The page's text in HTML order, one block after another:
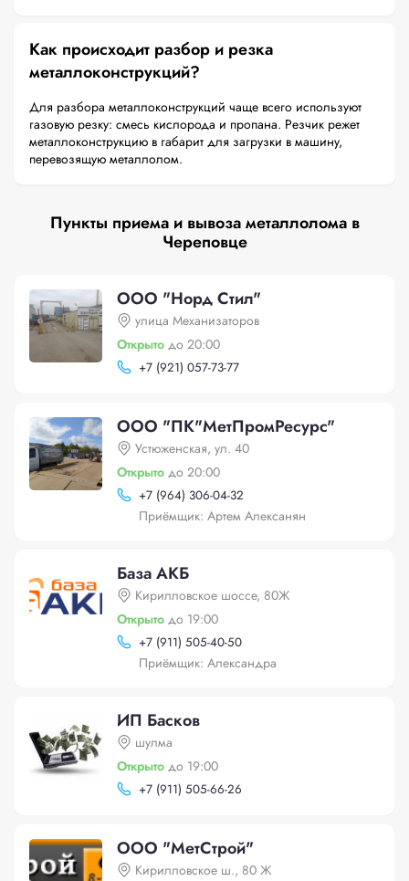
Как происходит разбор и резка
металлоконструкций?
Для разбора металлоконструкций чаще всего используют
газовую резку: смесь кислорода и пропана. Резчик режет
металлоконструкцию в габарит для загрузки в машину,
перевозящую металлолом.
Пункты приема и вывоза металлолома в
Череповце
ООО "Норд Стил"
улица Механизаторов
Открыто до 20:00
+7 (921) 057-73-77
ООО "ПК"МетПромРесурс"
Устюженская, ул. 40
Открыто до 20:00
+7 (964) 306-04-32
Приёмщик: Артем Алексанян
База АКБ
Кирилловское шоссе, 80Ж
Открыто до 19:00
+7 (911) 505-40-50
Приёмщик: Александра
ИП Басков
шулма
Открыто до 19:00
+7 (911) 505-66-26
ООО "МетСтрой"
Кирилловское ш., 80 Ж